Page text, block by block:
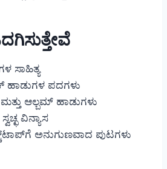
ಸಾಹಿತ್ಯ
ಹಾಡುಗಳ ಪದಗಳು
ಆಲ್ಬಮ್ ಹಾಡುಗಳು
ವಿನ್ಯಾಸ
ಅನುಗುಣವಾದ ಪುಟಗಳು